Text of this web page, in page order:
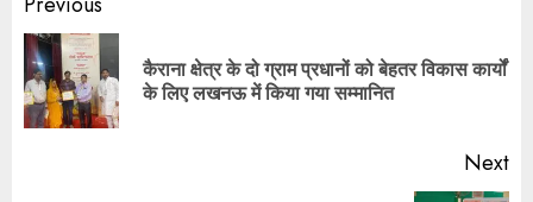
कैराना क्षेत्र के दो ग्राम प्रधानों को बेहतर विकास कार्यों
के लिए लखनऊ में किया गया सम्मानित
Next